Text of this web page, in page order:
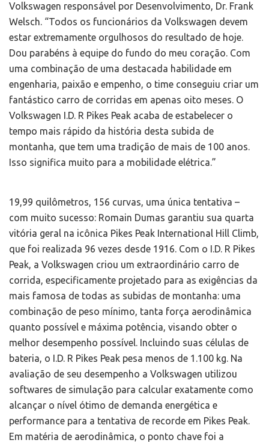
Volkswagen responsável por Desenvolvimento, Dr. Frank
Welsch. “Todos os funcionários da Volkswagen devem
estar extremamente orgulhosos do resultado de hoje.
Dou parabéns à equipe do fundo do meu coração. Com
uma combinação de uma destacada habilidade em
engenharia, paixão e empenho, o time conseguiu criar um
fantástico carro de corridas em apenas oito meses. O
Volkswagen I.D. R Pikes Peak acaba de estabelecer o
tempo mais rápido da história desta subida de
montanha, que tem uma tradição de mais de 100 anos.
Isso significa muito para a mobilidade elétrica.”
19,99 quilômetros, 156 curvas, uma única tentativa –
com muito sucesso: Romain Dumas garantiu sua quarta
vitória geral na icônica Pikes Peak International Hill Climb,
que foi realizada 96 vezes desde 1916. Com o I.D. R Pikes
Peak, a Volkswagen criou um extraordinário carro de
corrida, especificamente projetado para as exigências da
mais famosa de todas as subidas de montanha: uma
combinação de peso mínimo, tanta força aerodinâmica
quanto possível e máxima potência, visando obter o
melhor desempenho possível. Incluindo suas células de
bateria, o I.D. R Pikes Peak pesa menos de 1.100 kg. Na
avaliação de seu desempenho a Volkswagen utilizou
softwares de simulação para calcular exatamente como
alcançar o nível ótimo de demanda energética e
performance para a tentativa de recorde em Pikes Peak.
Em matéria de aerodinâmica, o ponto chave foi a